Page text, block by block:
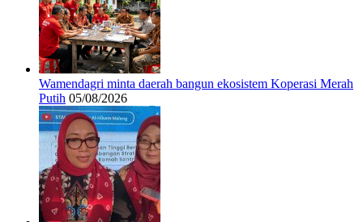
Wamendagri minta daerah bangun ekosistem Koperasi Merah
Putih 05/08/2026